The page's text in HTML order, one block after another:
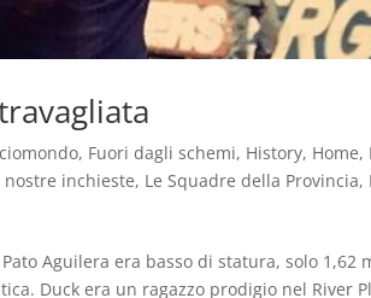
, Fuori dagli schemi, History, Home,
nostre inchieste, Le Squadre della Provincia,
Aguilera era basso di statura, solo 1,62
Duck era un ragazzo prodigio nel River